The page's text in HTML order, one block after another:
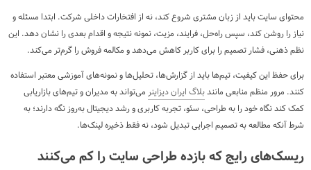
محتوای سایت باید از زبان مشتری شروع کند، نه از افتخارات داخلی شرکت. ابتدا مسئله و
نیاز را روشن کند، سپس راه‌حل، فرایند، مزیت، نمونه نتیجه و اقدام بعدی را نشان دهد. این
نظم ذهنی، فشار تصمیم را برای کاربر کاهش می‌دهد و مکالمه فروش را گرم‌تر می‌کند.
برای حفظ این کیفیت، تیم‌ها باید از گزارش‌ها، تحلیل‌ها و نمونه‌های آموزشی معتبر استفاده
کنند. مرور منظم منابعی مانندبلاگ ایران دیزاینر می‌تواند به مدیران و تیم‌های بازاریابی
کمک کند نگاه خود را به طراحی، سئو، تجربه کاربری و رشد دیجیتال به‌روز نگه دارند؛ به
شرط آنکه مطالعه به تصمیم اجرایی تبدیل شود، نه فقط ذخیره لینک‌ها.
ریسک‌های رایج که بازده طراحی سایت را کم می‌کنند